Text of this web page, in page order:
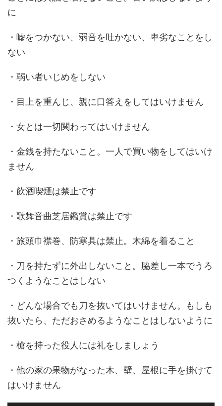
に
・嘘をつかない、弱音を吐かない、卑劣なことをし
ない
・弱い者いじめをしない
・目上を重んじ、親に口答えをしてはいけません
・女とは一切関わってはいけません
・金銭を持たないこと。一人で買い物をしてはいけ
ません
・飲酒喫煙は禁止です
・歌舞音曲芝居鑑賞は禁止です
・旅頭巾襟巻、防寒具は禁止。木綿を着ること
・刀を持たずに外出しないこと。脇差し一本でうろ
つくようなことはしない
・どんな場合でも刀を抜いてはいけません。もしも
抜いたら、ただおさめるようなことはしないように
・槍を持った役人には礼をしましょう
・他の家の果物がなった木、壁、屋根に手を掛けて
はいけません